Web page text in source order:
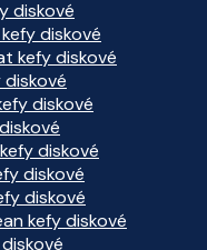
diskové
diskové
kefy diskové
diskové
diskové
diskové
diskové
diskové
kefy diskové